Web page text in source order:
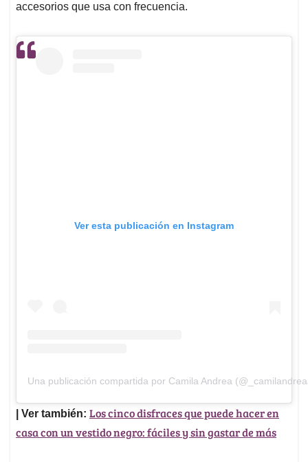
accesorios que usa con frecuencia.
Ver esta publicación en Instagram
Una publicación compartida por Camila Andrea
| Ver también: Los cinco disfraces que puede hacer en
casa con un vestido negro: fáciles y sin gastar de más